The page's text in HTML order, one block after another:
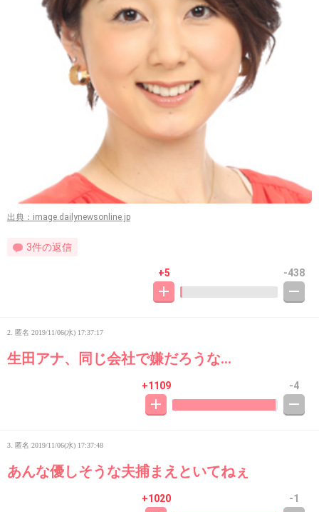
出典：image.dailynewsonline.jp
3件の返信
+5 -438
2. 匿名 2019/11/06(水) 17:37:17
生田アナ、同じ会社で嫌だろうな…
+1109 -4
3. 匿名 2019/11/06(水) 17:37:48
あんな優しそうな夫捕まえといてねぇ
+1020 -1